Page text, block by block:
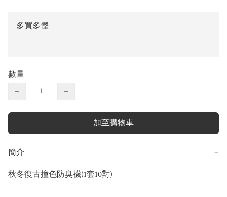
多買多慳
數量
−
+
加至購物車
簡介 −
秋冬復古撞色防臭襪(1套10對)